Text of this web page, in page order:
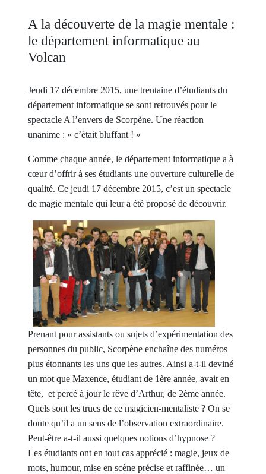
A la découverte de la magie mentale :
le département informatique au
Volcan
Jeudi 17 décembre 2015, une trentaine d’étudiants du
département informatique se sont retrouvés pour le
spectacle A l’envers de Scorpène. Une réaction
unanime : « c’était bluffant ! »
Comme chaque année, le département informatique a à
cœur d’offrir à ses étudiants une ouverture culturelle de
qualité. Ce jeudi 17 décembre 2015, c’est un spectacle
de magie mentale qui leur a été proposé de découvrir.
Prenant pour assistants ou sujets d’expérimentation des
personnes du public, Scorpène enchaîne des numéros
plus étonnants les uns que les autres. Ainsi a-t-il deviné
un mot que Maxence, étudiant de 1ère année, avait en
tête, et percé à jour le rêve d’Arthur, de 2ème année.
Quels sont les trucs de ce magicien-mentaliste ? On se
doute qu’il a un sens de l’observation extraordinaire.
Peut-être a-t-il aussi quelques notions d’hypnose ?
Les étudiants ont en tout cas apprécié : magie, jeux de
mots, humour, mise en scène précise et raffinée… un